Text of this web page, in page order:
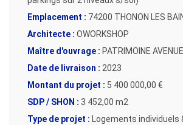
Emplacement : 74200 THONON LES
Architecte : OWORKSHOP
Maître d'ouvrage : PATRIMOINE AVENUE
Date de livraison : 2023
Montant du projet : 5 400 000,00 €
SDP / SHON : 3 452,00 m2
Type de projet : Logements individuels